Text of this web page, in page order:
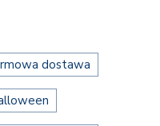
dostawa